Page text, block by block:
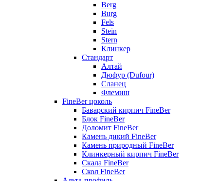
Berg
Burg
Fels
Stein
Stern
Клинкер
Стандарт
Алтай
Дюфур (Dufour)
Сланец
Флемиш
FineBer цоколь
Баварский кирпич FineBer
Блок FineBer
Доломит FineBer
Камень дикий FineBer
Камень природный FineBer
Клинкерный кирпич FineBer
Скала FineBer
Скол FineBer